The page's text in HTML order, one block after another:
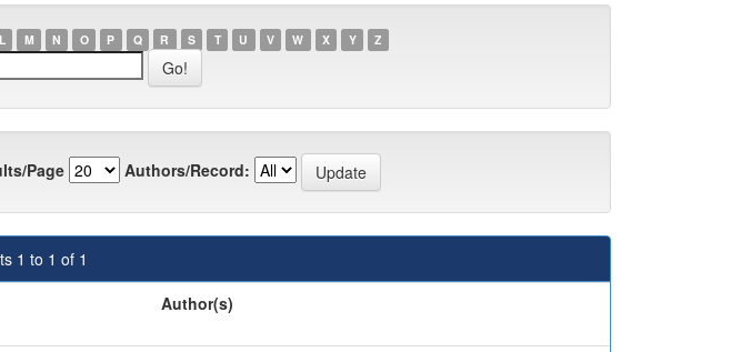
L M N O P Q R S T U V W X Y Z
Page Authors/Record:
1 to 1 of 1
Author(s)